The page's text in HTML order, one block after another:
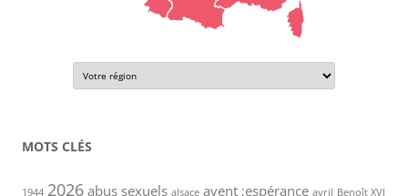
MOTS CLÉS
1944 2026 abus sexuels alsace avent ;espérance avril Benoît XVI